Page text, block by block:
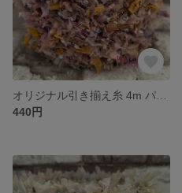
440円